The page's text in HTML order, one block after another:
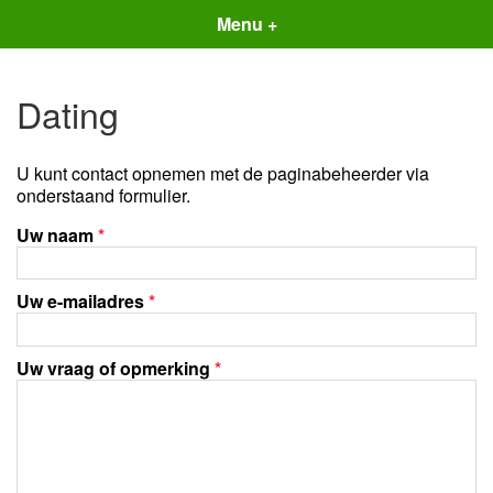
Menu +
Dating
U kunt contact opnemen met de paginabeheerder via
onderstaand formulier.
Uw naam*
Uw e-mailadres*
Uw vraag of opmerking *